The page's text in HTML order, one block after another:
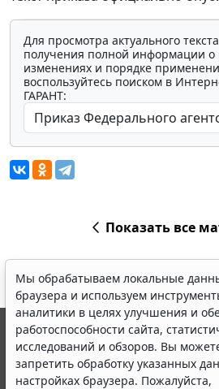
Для просмотра актуального
получения полной информации о
изменениях и порядке
воспользуйтесь поиском в
ГАРАНТ:
Показать все
Мы обрабатываем локальные
браузера и используем
аналитики в целях улучшения и
работоспособности сайта,
исследований и обзоров. Вы
запретить обработку указанных
настройках браузера. Пожалуйста,
© ООО "НПП "ГАРАНТ-СЕРВИС", 2026.
выпускается с 1990 года.
являются участниками Российской